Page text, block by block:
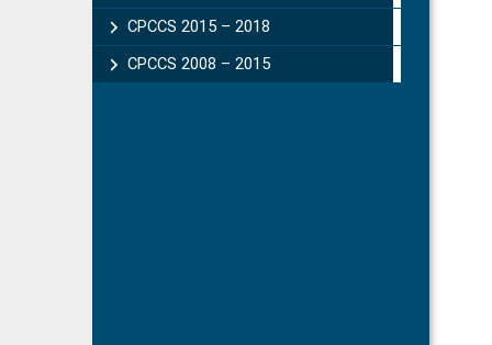
CPCCS 2015 – 2018
CPCCS 2008 – 2015